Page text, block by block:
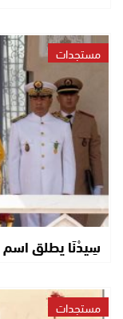
مستجدات
سِيدْنَا يطلق اسم
مستجدات